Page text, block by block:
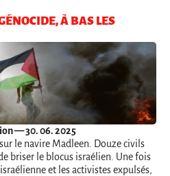
À BAS LES
— 30. 06. 2025
le navire Madleen. Douze civils
briser le blocus israélien. Une fois
et les activistes expulsés,